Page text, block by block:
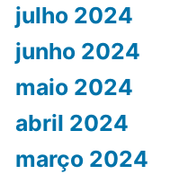
julho 2024
junho 2024
maio 2024
abril 2024
março 2024